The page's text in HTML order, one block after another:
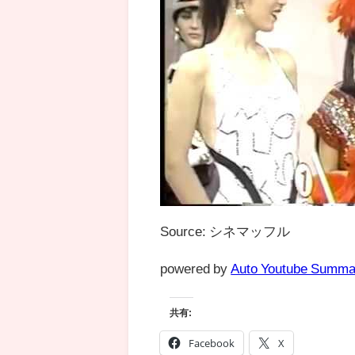
Source: シネマッフル
powered by Auto Youtube
共有:
Facebook X